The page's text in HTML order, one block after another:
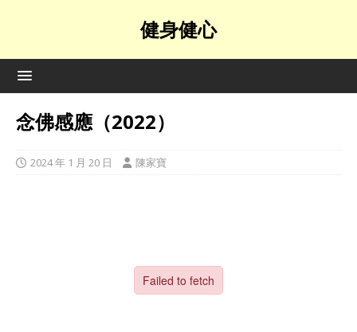
健身健心
念佛感應（2022）
2024 年 1 月 20 日 陳家寶